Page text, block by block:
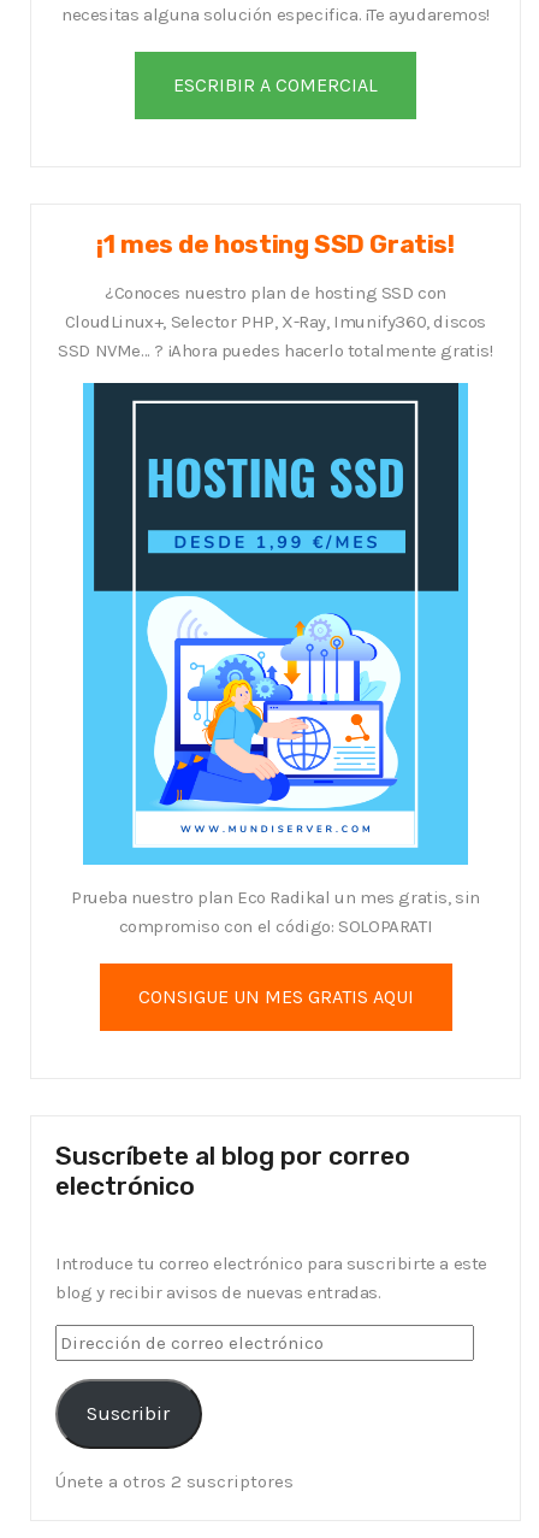
necesitas alguna solución especifica. ¡Te ayudaremos!
¡1 mes de hosting SSD Gratis!
¿Conoces nuestro plan de hosting SSD con
CloudLinux+, Selector PHP, X-Ray, Imunify360, discos
SSD NVMe... ? ¡Ahora puedes hacerlo totalmente gratis!
Prueba nuestro plan Eco Radikal un mes gratis, sin
compromiso con el código: SOLOPARATI
Suscríbete al blog por correo
electrónico
Introduce tu correo electrónico para suscribirte a este
blog y recibir avisos de nuevas entradas.
Suscribir
Únete a otros 2 suscriptores